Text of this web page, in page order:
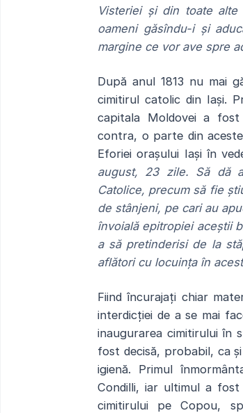
Visteriei și din toate
oameni găsîndu-i și
margine ce vor ave spre
După anul 1813 nu mai
cimitirul catolic din Iași.
capitala Moldovei a fost
contra, o parte din
Eforiei orașului Iași în
august, 23 zile. Să dă
Catolice, precum să fie
de stânjeni, pe cari au
învoială epitropiei aceștii
a să pretinderisi de la
aflători cu locuința în
Fiind încurajați chiar
interdicției de a se mai
inaugurarea cimitirului în
fost decisă, probabil, ca
igienă. Primul
Condilli, iar ultimul a
cimitirului pe Copou,